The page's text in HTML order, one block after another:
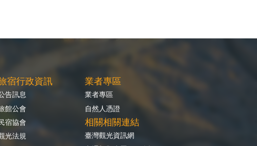
宿行政資訊
告訊息
館公會
宿協會
光法規
業者專區
業者專區
自然人憑證
相關相關連結
臺灣觀光資訊網